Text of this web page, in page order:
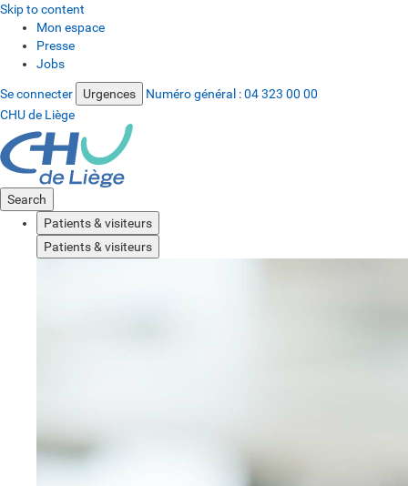
Skip to content
Mon espace
Presse
Jobs
Se connecter Urgences Numéro général :04 323 00 00
CHU de Liège
Search
Patients & visiteurs
Patients & visiteurs